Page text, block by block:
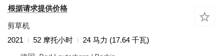
根据请求提供价格
剪草机
2021
52 摩托小时
24 马力 (17.64 千瓦)